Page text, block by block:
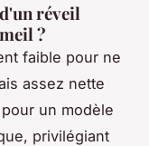
réveil
?
faible pour ne
assez nette
un modèle
privilégiant